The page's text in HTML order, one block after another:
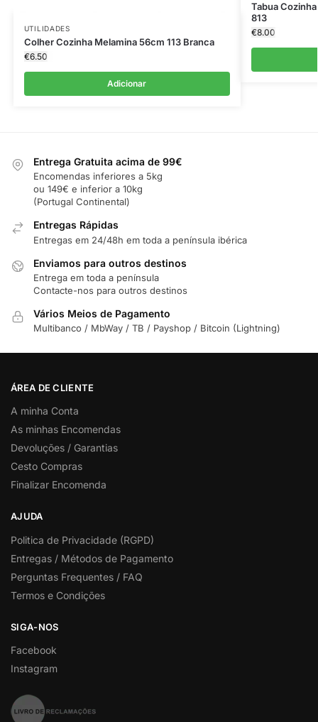
UTILIDADES
Colher Cozinha Melamina 56cm 113 Branca
€6.50
Adicionar
Tabua
813
€8.00
Entrega Gratuita acima de 99€
Encomendas inferiores a 5kg
ou 149€ e inferior a 10kg
(Portugal Continental)
Entregas Rápidas
Entregas em 24/48h em toda a península ibérica
Enviamos para outros destinos
Entrega em toda a península
Contacte-nos para outros destinos
Vários Meios de Pagamento
Multibanco / MbWay / TB / Payshop / Bitcoin (Lightning)
ÁREA DE CLIENTE
A minha Conta
As minhas Encomendas
Devoluções / Garantias
Cesto Compras
Finalizar Encomenda
AJUDA
Politica de Privacidade (RGPD)
Entregas / Métodos de Pagamento
Perguntas Frequentes / FAQ
Termos e Condições
SIGA-NOS
Facebook
Instagram